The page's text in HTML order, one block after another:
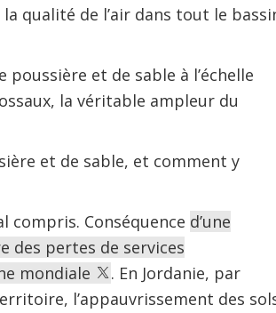
qualité de l’air dans tout le
et de sable à l’échelle
la véritable ampleur du
et de sable, et comment y
compris. Conséquence d’une
des pertes de services
mondiale
. En Jordanie, par
l’appauvrissement des